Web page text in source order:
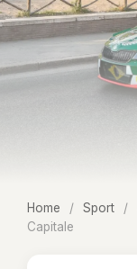
Home / Sport /
Capitale